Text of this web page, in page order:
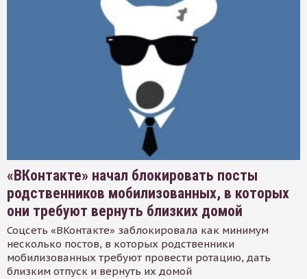
«ВКонтакте» начал блокировать посты
родственников мобилизованных, в которых
они требуют вернуть близких домой
Соцсеть «ВКонтакте» заблокировала как минимум
несколько постов, в которых родственники
мобилизованных требуют провести ротацию, дать
близким отпуск и вернуть их домой